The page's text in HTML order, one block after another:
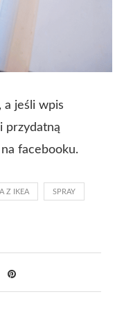
a jeśli wpis
przydatną
facebooku.
Z IKEA SPRAY